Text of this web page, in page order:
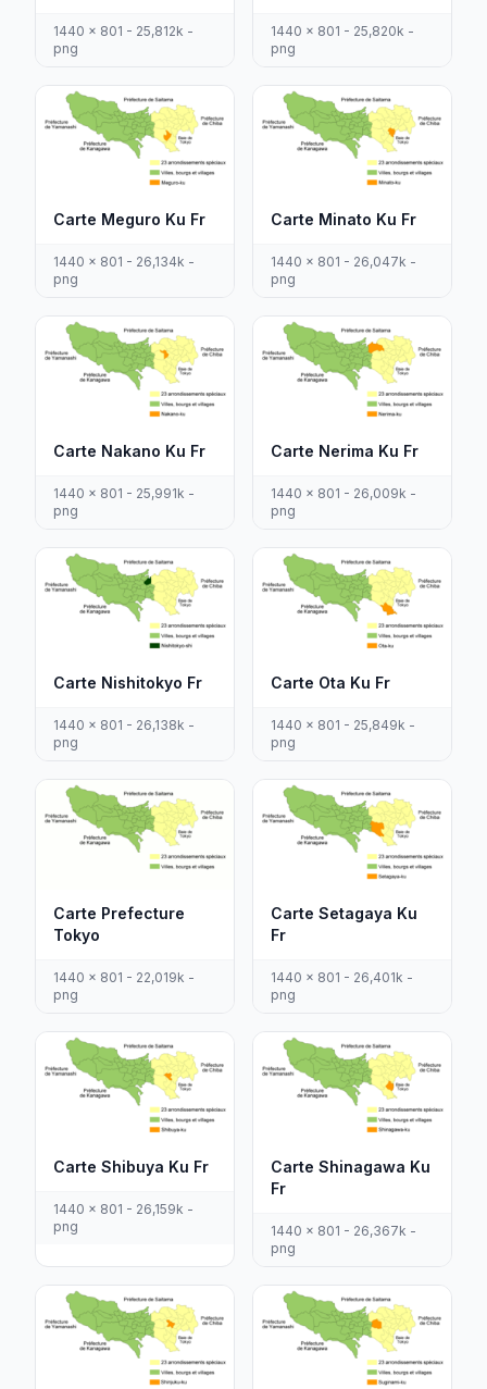
1440 x 801 - 25,812k -
png
1440 x 801 - 25,820k -
png
Carte Meguro Ku Fr
1440 x 801 - 26,134k -
png
Carte Minato Ku Fr
1440 x 801 - 26,047k -
png
Carte Nakano Ku Fr
1440 x 801 - 25,991k -
png
Carte Nerima Ku Fr
1440 x 801 - 26,009k -
png
Carte Nishitokyo Fr
1440 x 801 - 26,138k -
png
Carte Ota Ku Fr
1440 x 801 - 25,849k -
png
Carte Prefecture
Tokyo
1440 x 801 - 22,019k -
png
Carte Setagaya Ku
Fr
1440 x 801 - 26,401k -
png
Carte Shibuya Ku Fr
1440 x 801 - 26,159k -
png
Carte Shinagawa Ku
Fr
1440 x 801 - 26,367k -
png